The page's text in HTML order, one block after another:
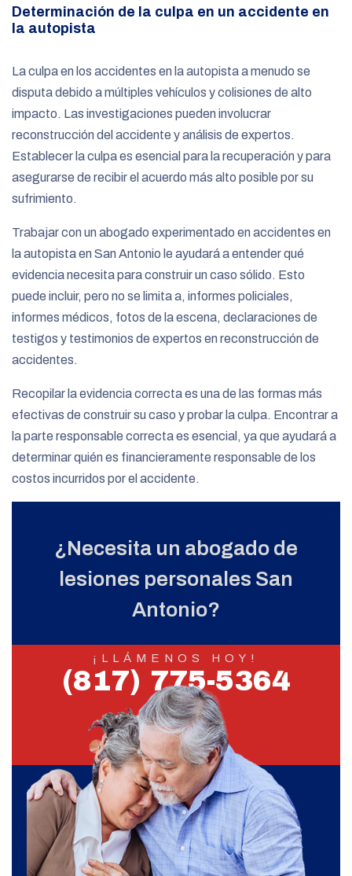
Determinación de la culpa en un accidente en
la autopista
La culpa en los accidentes en la autopista a menudo se
disputa debido a múltiples vehículos y colisiones de alto
impacto. Las investigaciones pueden involucrar
reconstrucción del accidente y análisis de expertos.
Establecer la culpa es esencial para la recuperación y para
asegurarse de recibir el acuerdo más alto posible por su
sufrimiento.
Trabajar con un abogado experimentado en accidentes en
la autopista en San Antonio le ayudará a entender qué
evidencia necesita para construir un caso sólido. Esto
puede incluir, pero no se limita a, informes policiales,
informes médicos, fotos de la escena, declaraciones de
testigos y testimonios de expertos en reconstrucción de
accidentes.
Recopilar la evidencia correcta es una de las formas más
efectivas de construir su caso y probar la culpa. Encontrar a
la parte responsable correcta es esencial, ya que ayudará a
determinar quién es financieramente responsable de los
costos incurridos por el accidente.
¿Necesita un abogado de
lesiones personales San
Antonio?
¡LLÁMENOS HOY!
(817) 775-5364